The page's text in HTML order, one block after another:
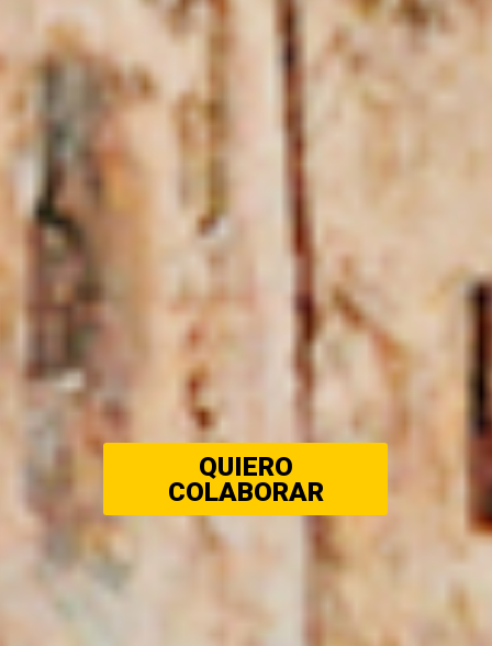
QUIERO
COLABORAR